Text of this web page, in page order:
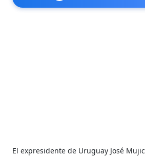
El expresidente de Uruguay José